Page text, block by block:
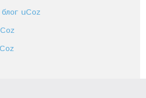
uCoz